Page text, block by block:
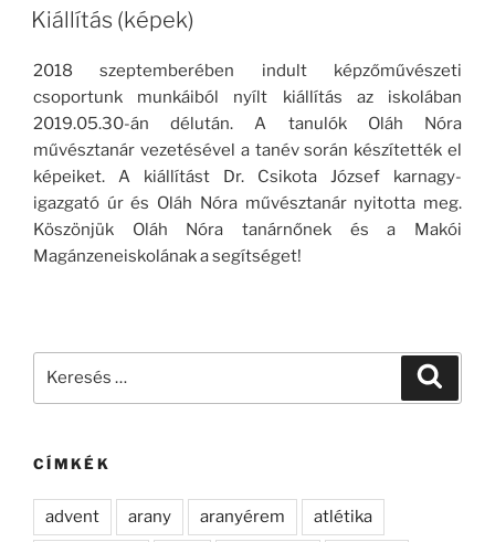
Kiállítás (képek)
2018 szeptemberében indult képzőművészeti
csoportunk munkáiból nyílt kiállítás az iskolában
2019.05.30-án délután. A tanulók Oláh Nóra
művésztanár vezetésével a tanév során készítették el
képeiket. A kiállítást Dr. Csikota József karnagy-
igazgató úr és Oláh Nóra művésztanár nyitotta meg.
Köszönjük Oláh Nóra tanárnőnek és a Makói
Magánzeneiskolának a segítséget!
CÍMKÉK
advent arany aranyérem atlétika